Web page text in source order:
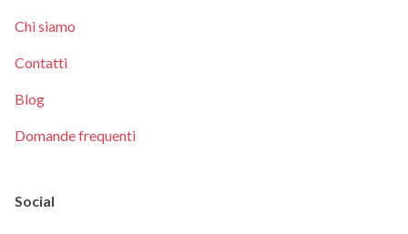
Chi siamo
Contatti
Blog
Domande frequenti
Social